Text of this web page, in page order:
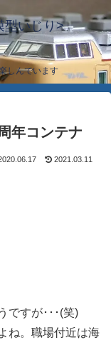
型いじり>
しんでいます
年コンテナ
2021.03.11
ですが･･･(笑)
ね。職場付近は海